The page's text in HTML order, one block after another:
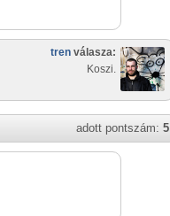
tren válasza:
Koszi.
adott pontszám: 5